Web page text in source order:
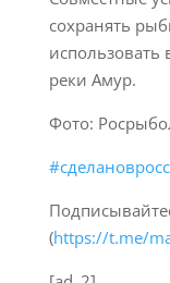
сохранять
использовать
реки Амур.
Фото:
(https://t.me/